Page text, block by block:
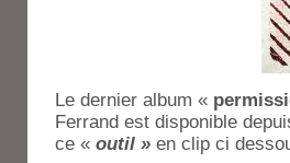
Le dernier album «
Ferrand est disponible
ce « outil » en clip ci